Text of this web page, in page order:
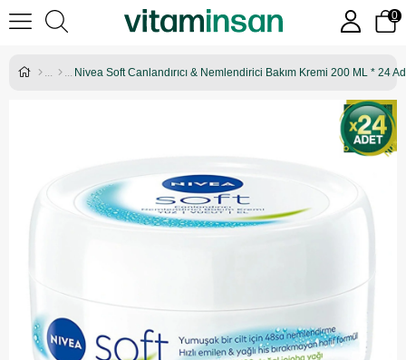
0
Nivea Soft Canlandırıcı & Nemlendirici Bakım Kremi 200 ML * 24